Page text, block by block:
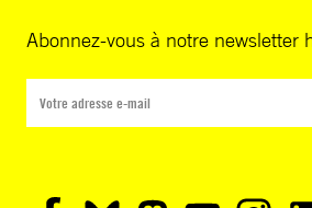
Abonnez-vous à notre newsletter